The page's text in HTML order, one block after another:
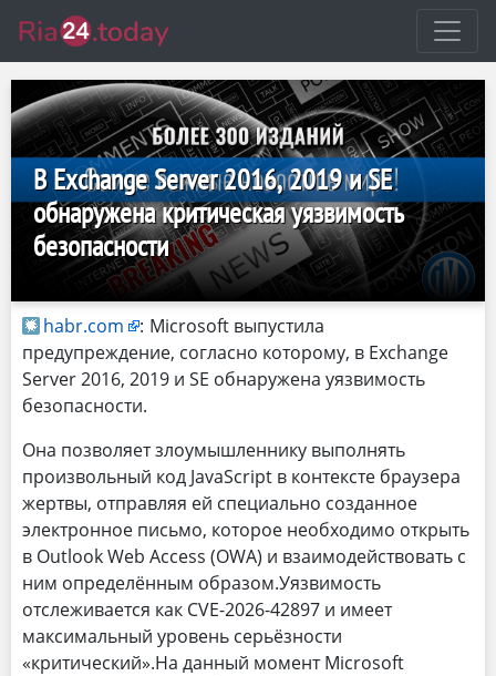
В Exchange Server 2016, 2019 и SE
обнаружена критическая уязвимость
безопасности
habr.com : Microsoft выпустила
предупреждение, согласно которому, в Exchange
Server 2016, 2019 и SE обнаружена уязвимость
безопасности.
Она позволяет злоумышленнику выполнять
произвольный код JavaScript в контексте браузера
жертвы, отправляя ей специально созданное
электронное письмо, которое необходимо открыть
в Outlook Web Access (OWA) и взаимодействовать с
ним определённым образом.Уязвимость
отслеживается как CVE-2026-42897 и имеет
максимальный уровень серьёзности
«критический».На данный момент Microsoft